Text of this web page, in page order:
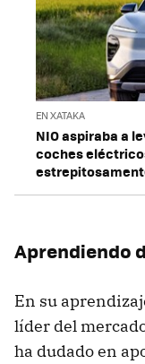
EN XATAKA
NIO aspiraba a
coches
Aprendiendo
En su
líder del
ha dudado en